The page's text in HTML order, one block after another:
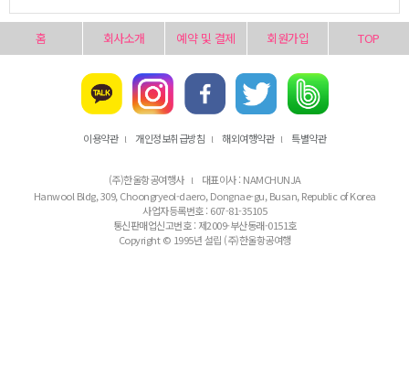
홈 회사소개 예약 및 결제 회원가입 TOP
이용약관 l 개인정보취급방침 l 해외여행약관 l 특별약관
(주)한울항공여행사 l
대표이사 : NAMCHUNJA
Hanwool Bldg, 309, Choongryeol-daero, Dongnae-gu, Busan, Republic of Korea
사업자등록번호 : 607-81-35105
통신판매업신고번호 : 제2009-부산동래-0151호
Copyright © 1995년 설립 (주)한울항공여행